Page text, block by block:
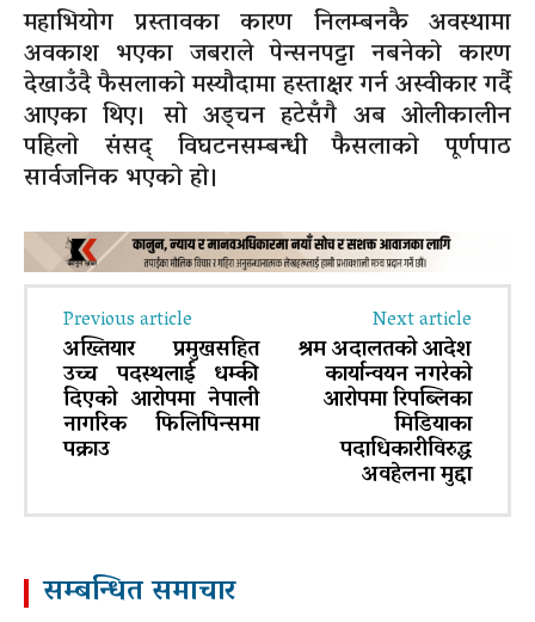
महाभियोग प्रस्तावका कारण निलम्बनकै अवस्थामा
अवकाश भएका जबराले पेन्सनपट्टा नबनेको कारण
देखाउँदै फैसलाको मस्यौदामा हस्ताक्षर गर्न अस्वीकार गर्दै
आएका थिए। सो अड्चन हटेसँगै अब ओलीकालीन
पहिलो संसद् विघटनसम्बन्धी फैसलाको पूर्णपाठ
सार्वजनिक भएको हो।
Previous article
अख्तियार प्रमुखसहित
उच्च पदस्थलाई धम्की
दिएको आरोपमा नेपाली
नागरिक फिलिपिन्समा
पक्राउ
Next article
श्रम अदालतको आदेश
कार्यान्वयन नगरेको
आरोपमा रिपब्लिका
मिडियाका
पदाधिकारीविरुद्ध
अवहेलना मुद्दा
सम्बन्धित समाचार